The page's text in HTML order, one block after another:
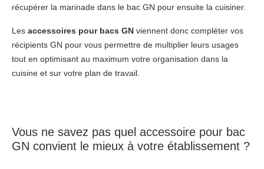
récupérer la marinade dans le bac GN pour ensuite la cuisiner.
Les accessoires pour bacs GN viennent donc compléter vos
récipients GN pour vous permettre de multiplier leurs usages
tout en optimisant au maximum votre organisation dans la
cuisine et sur votre plan de travail.
Vous ne savez pas quel accessoire pour bac
GN convient le mieux à votre établissement ?